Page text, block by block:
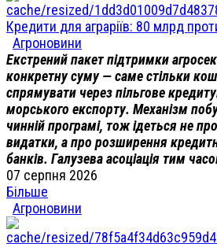
Кредити для аграріїв: 80 млрд
Агроновини
Екстрений пакет підтримки
конкретну суму — саме стільки
спрямувати через пільгове
морського експорту. Механізм
чинній програмі, тож ідеться не
видатки, а про розширення
банків. Галузева асоціація тим
07 серпня 2026
Більше
Агроновини